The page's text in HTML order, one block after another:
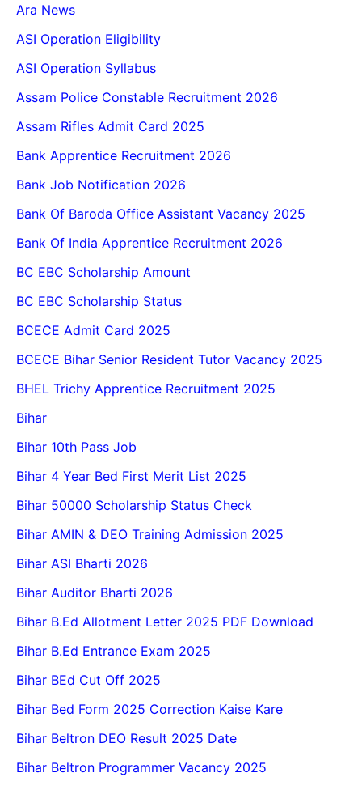
Ara News
ASI Operation Eligibility
ASI Operation Syllabus
Assam Police Constable Recruitment 2026
Assam Rifles Admit Card 2025
Bank Apprentice Recruitment 2026
Bank Job Notification 2026
Bank Of Baroda Office Assistant Vacancy 2025
Bank Of India Apprentice Recruitment 2026
BC EBC Scholarship Amount
BC EBC Scholarship Status
BCECE Admit Card 2025
BCECE Bihar Senior Resident Tutor Vacancy 2025
BHEL Trichy Apprentice Recruitment 2025
Bihar
Bihar 10th Pass Job
Bihar 4 Year Bed First Merit List 2025
Bihar 50000 Scholarship Status Check
Bihar AMIN & DEO Training Admission 2025
Bihar ASI Bharti 2026
Bihar Auditor Bharti 2026
Bihar B.Ed Allotment Letter 2025 PDF Download
Bihar B.Ed Entrance Exam 2025
Bihar BEd Cut Off 2025
Bihar Bed Form 2025 Correction Kaise Kare
Bihar Beltron DEO Result 2025 Date
Bihar Beltron Programmer Vacancy 2025